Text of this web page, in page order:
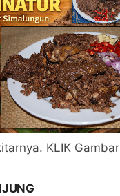
KLIK Gambar